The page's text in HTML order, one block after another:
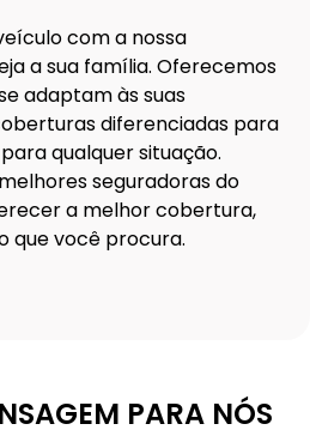
com a nossa
a sua família. Oferecemos
adaptam às suas
diferenciadas para
qualquer situação.
seguradoras do
a melhor cobertura,
que você procura.
PARA NÓS